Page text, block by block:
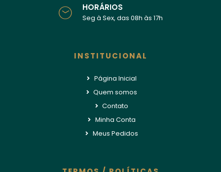
HORÁRIOS
Seg à Sex, das 08h às 17h
INSTITUCIONAL
Página Inicial
Quem somos
Contato
Minha Conta
Meus Pedidos